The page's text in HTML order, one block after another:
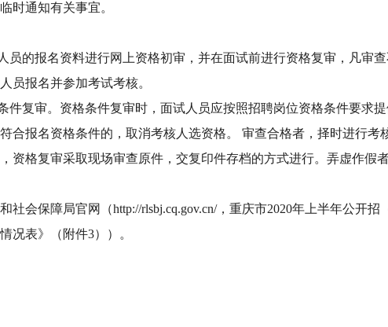
时通知有关事宜。
员的报名资料进行网上资格初审，并在面试前进行资格复审，凡审
员报名并参加考试考核。
件复审。资格条件复审时，面试人员应按照招聘岗位资格条件要求
合报名资格条件的，取消考核人选资格。 审查合格者，择时进行考
资格复审采取现场审查原件，交复印件存档的方式进行。弄虚作假者
会保障局官网（http://rlsbj.cq.gov.cn/，重庆市2020年上半年公开招
况表》（附件3））。